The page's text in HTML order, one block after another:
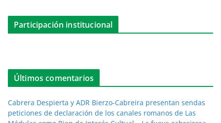
Participación institucional
Últimos comentarios
Cabrera Despierta y ADR Bierzo-Cabreira presentan sendas
peticiones de declaración de los canales romanos de Las